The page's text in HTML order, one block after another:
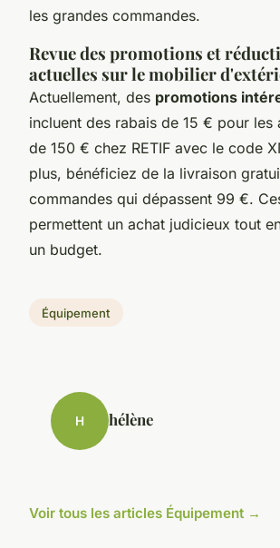
les grandes commandes.
Revue des promotions et
actuelles sur le mobilier
Actuellement, des promotions
incluent des rabais de 15 € pour les
de 150 € chez RETIF avec le code
plus, bénéficiez de la livraison
commandes qui dépassent 99 €.
permettent un achat judicieux tout
un budget.
Équipement
H hélène
Voir tous les articles Équipement →